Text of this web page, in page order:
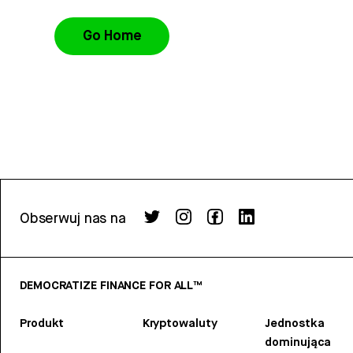
Go Home
Obserwuj nas na
DEMOCRATIZE FINANCE FOR ALL™
Produkt Kryptowaluty
Jednostka
dominująca